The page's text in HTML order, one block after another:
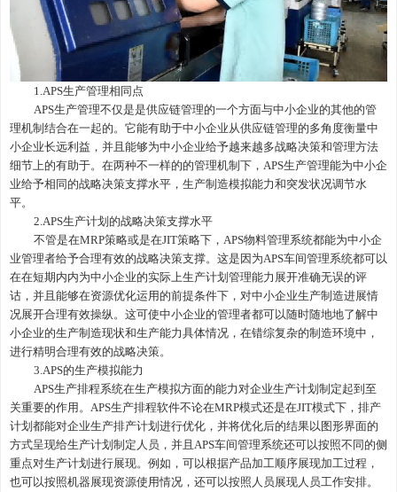
1 .APS生产管理相同点
APS生产管理不仅是是供应链管理的一个方面与中小企业的其他的管
理机制结合在一起的。它能有助于中小企业从供应链管理的多角度衡量中
小企业长远利益，并且能够为中小企业给予越来越多战略决策和管理方法
细节上的有助于。在两种不一样的的管理机制下， APS生产管理能为中小企
业给予相同的战略决策支撑水平，生产制造模拟能力和突发状况调节水
平。
2. APS生产计划的战略决策支撑水平
不管是在MRP策略或是在JIT策略下， APS物料管理系统都能为中小企
业管理者给予合理有效的战略决策支撑。这是因为APS车间管理系统都可以
在在短期内内为中小企业的实际上生产计划管理能力展开准确无误的评
诂，并且能够在资源优化运用的前提条件下，对中小企业生产制造进展情
况展开合理有效操纵。这可使中小企业的管理者都可以随时随地地了解中
小企业的生产制造现状和生产能力具体情况，在错综复杂的制造环境中，
进行精明合理有效的战略决策。
3.APS的生产模拟能力
APS生产排程系统在生产模拟方面的能力对企业生产计划制定起到至
关重要的作用。 APS生产排程软件不论在MRP模式还是在JIT模式下，排产
计划都能对企业生产排产计划进行优化，并将优化后的结果以图形界面的
方式呈现给生产计划制定人员，并且 APS车间管理系统还可以按照不同的侧
重点对生产计划进行展现。例如，可以根据产品加工顺序展现加工过程，
也可以按照机器展现资源使用情况，还可以按照人员展现人员工作安排。